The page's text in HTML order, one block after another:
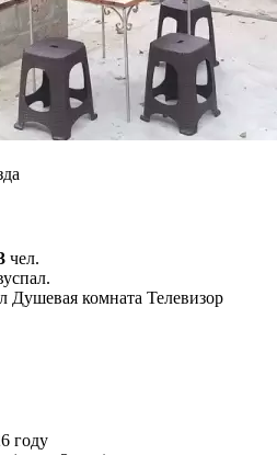
чел.
Душевая комната Телевизор
году